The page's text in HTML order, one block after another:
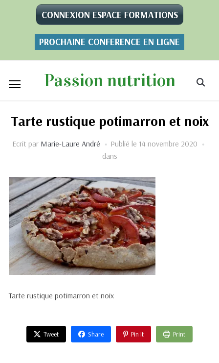
CONNEXION ESPACE FORMATIONS
PROCHAINE CONFERENCE EN LIGNE
Passion nutrition
Tarte rustique potimarron et noix
Ecrit par Marie-Laure André Publié le 14 novembre 2020
dans
Tarte rustique potimarron et noix
Tweet Share Pin It Print